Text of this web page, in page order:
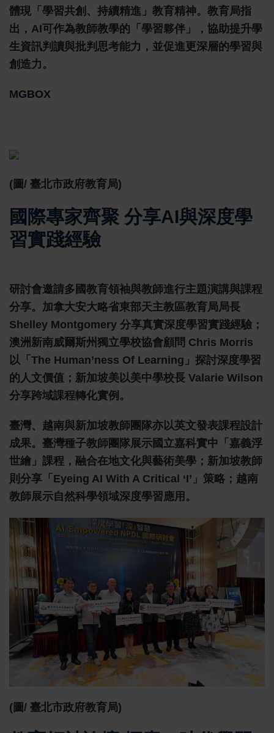
體現「學習共創、持續精進」教育精神。教育局指
出，AI可作為教師教學的「學習夥伴」，協助提升學
生資訊判讀與批判思考能力，並促進更深層的學習與
創造力。
MGBOX
(圖/ 臺北市政府教育局)
國際專家齊聚 分享AI與深度學
習實踐經驗
研討會邀請多國教育領袖與教師進行主題演講與課程
分享。加拿大安大略省東部天主教區教育局局長
Shelley Montgomery 分享真實深度學習實踐經驗；
澳洲新南威爾斯州獨立學校協會顧問 Chris Morris
以「The Human’ness Of Learning」探討深度學習
的人文價值；新加坡美以美中學校長 Valarie Wilson
分享跨域課程轉化實例。
臺灣、越南與新加坡教師團隊亦以英文發表課程設計
成果。臺灣種子教師團隊展示國立嘉科實中「嘉義浮
世繪」課程，融合在地文化與藝術美學；新加坡教師
則分享「Eyeing AI With A Critical ‘I’」策略；越南
教師展示自然科學領域深度學習應用。
(圖/ 臺北市政府教育局)